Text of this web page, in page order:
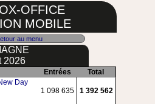
OFFICE
MOBILE
au menu
2026
Entrées Total
Day
1 098 635 1 392 562